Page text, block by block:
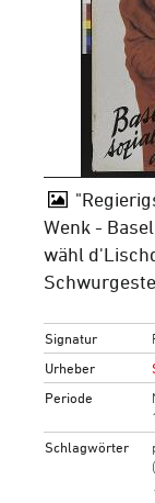
Wenk -
wähl
Signatur
Urheber
Periode
Schlagwörter